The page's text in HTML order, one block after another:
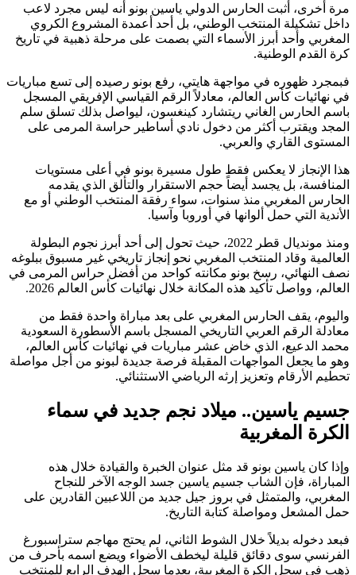
مرة أخرى، أثبت الحارس الدولي ياسين بونو أنه ليس مجرد لاعب
داخل تشكيلة المنتخب الوطني، بل أحد أعمدة المشروع الكروي
المغربي وأحد أبرز الأسماء التي بصمت على مرحلة ذهبية في تاريخ
كرة القدم الوطنية.
فبمجرد ظهوره في مواجهة هايتي، رفع بونو رصيده إلى تسع مباريات
في نهائيات كأس العالم، معادلاً الرقم القياسي الإفريقي المسجل
باسم الحارس الغاني ريتشارد كينغسون، ليواصل بذلك تسلق سلم
المجد ويقترب أكثر من دخول نادي أساطير حراسة المرمى على
المستوى القاري والعربي.
هذا الإنجاز لا يعكس فقط طول مسيرة بونو في أعلى مستويات
المنافسة، بل يجسد أيضاً حجم الاستقرار والتألق الذي يقدمه
الحارس المغربي منذ سنوات، سواء رفقة المنتخب الوطني أو مع
الأندية التي حمل ألوانها في أوروبا وآسيا.
ومنذ مونديال قطر 2022، حيث تحول إلى أحد أبرز نجوم البطولة
العالمية وقاد المنتخب المغربي نحو إنجاز تاريخي غير مسبوق ببلوغه
نصف النهائي، رسخ بونو مكانته كواحد من أفضل حراس المرمى في
العالم، وواصل تأكيد هذه المكانة خلال نهائيات كأس العالم 2026.
واليوم، يقف الحارس المغربي على بعد مباراة واحدة فقط من
معادلة الرقم العربي التاريخي المسجل باسم الأسطورة السعودية
محمد الدعيع، الذي خاض عشر مباريات في نهائيات كأس العالم،
وهو ما يجعل المواجهات المقبلة فرصة جديدة لبونو من أجل مواصلة
تحطيم الأرقام وتعزيز إرثه الرياضي الاستثنائي.
جسيم ياسين.. ميلاد نجم جديد في سماء
الكرة المغربية
وإذا كان ياسين بونو قد مثل عنوان الخبرة والقيادة خلال هذه
المباراة، فإن الشاب جسيم ياسين جسد الوجه الآخر للنجاح
المغربي، والمتمثل في بروز جيل جديد من اللاعبين القادرين على
حمل المشعل ومواصلة كتابة التاريخ.
فبعد دخوله بديلاً خلال الشوط الثاني، لم يحتج مهاجم ستراسبورغ
الفرنسي سوى دقائق قليلة ليخطف الأضواء ويضع اسمه بأحرف من
ذهب في سجل الكرة المغربية، بعدما سجل الهدف الرابع للمنتخب